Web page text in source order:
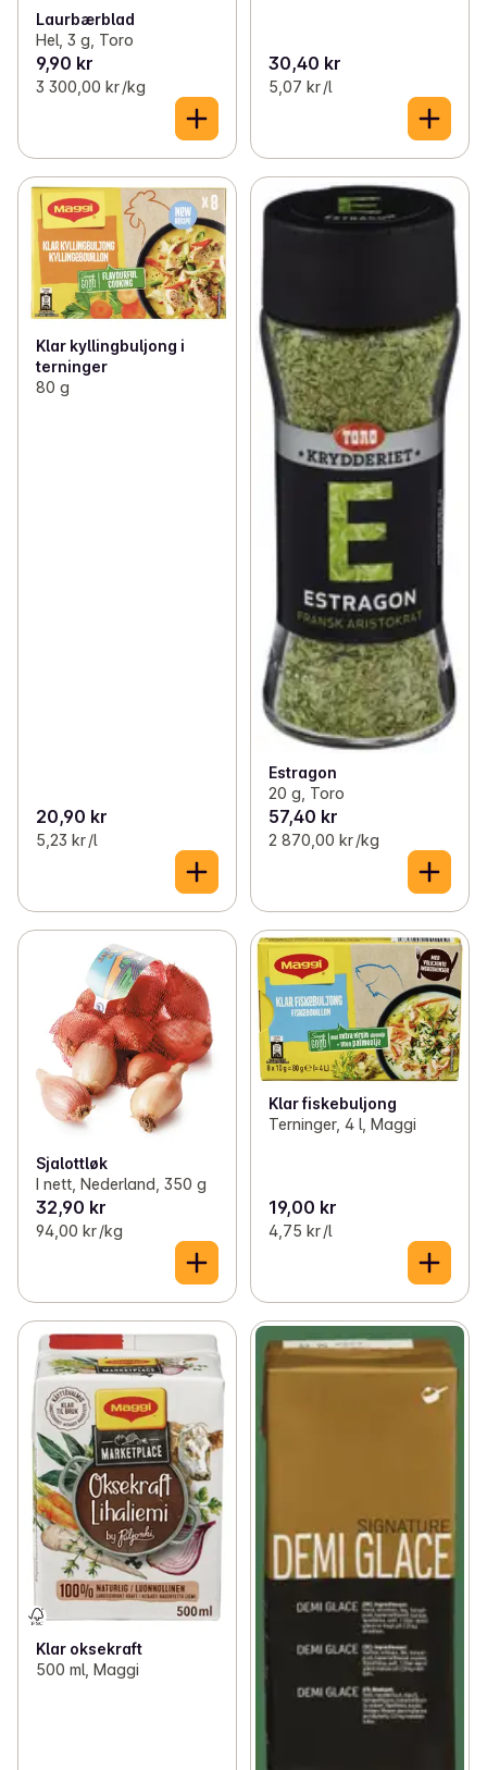
Laurbærblad
Hel, 3 g, Toro
9,90 kr
3 300,00 kr /kg
30,40 kr
5,07 kr /l
Klar kyllingbuljong i
terninger
80 g
20,90 kr
5,23 kr /l
Estragon
20 g, Toro
57,40 kr
2 870,00 kr /kg
Sjalottløk
I nett, Nederland, 350 g
32,90 kr
94,00 kr /kg
Klar fiskebuljong
Terninger, 4 l, Maggi
19,00 kr
4,75 kr /l
Klar oksekraft
500 ml, Maggi